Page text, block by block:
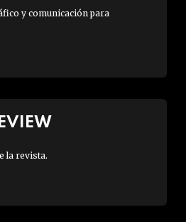
y comunicación para
la revista.